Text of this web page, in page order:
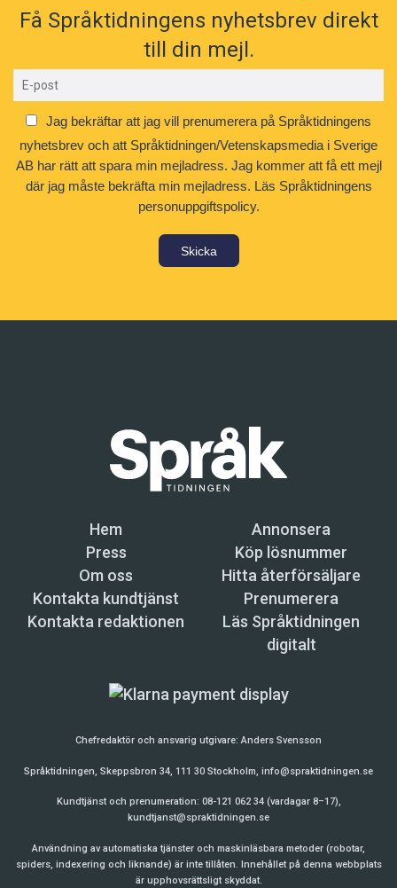
Få Språktidningens nyhetsbrev direkt
till din mejl.
Jag bekräftar att jag vill prenumerera på Språktidningens
nyhetsbrev och att Språktidningen/Vetenskapsmedia i Sverige
AB har rätt att spara min mejladress. Jag kommer att få ett mejl
där jag måste bekräfta min mejladress. Läs Språktidningens
personuppgiftspolicy.
Skicka
Hem
Annonsera
Press
Köp lösnummer
Om oss
Hitta återförsäljare
Kontakta kundtjänst
Prenumerera
Kontakta redaktionen
Läs Språktidningen
digitalt
Chefredaktör och ansvarig utgivare:Anders Svensson
Språktidningen, Skeppsbron 34, 111 30 Stockholm, info@spraktidningen.se
Kundtjänst och prenumeration: 08-121 062 34 (vardagar 8–17),
kundtjanst@spraktidningen.se
Användning av automatiska tjänster och maskinläsbara metoder (robotar,
spiders, indexering och liknande) är inte tillåten. Innehållet på denna webbplats
är upphovsrättsligt skyddat.